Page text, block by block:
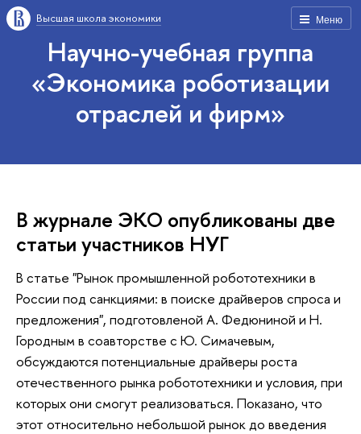
Меню
Высшая школа экономики
Научно-учебная группа
«Экономика роботизации
отраслей и фирм»
В журнале ЭКО опубликованы две
статьи участников НУГ
В статье "Рынок промышленной робототехники в
России под санкциями: в поиске драйверов спроса и
предложения", подготовленой А. Федюниной и Н.
Городным в соавторстве с Ю. Симачевым,
обсуждаются потенциальные драйверы роста
отечественного рынка робототехники и условия, при
которых они смогут реализоваться. Показано, что
этот относительно небольшой рынок до введения